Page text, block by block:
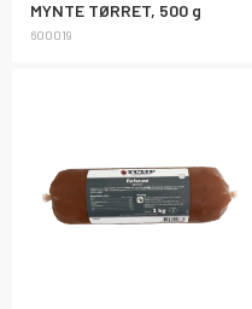
MYNTE TØRRET, 500 g
600019